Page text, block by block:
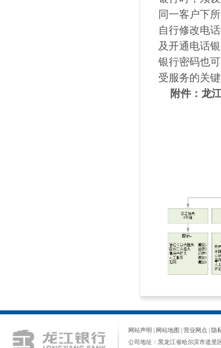
同一客户下
自行修改电
及开通电话
银行密码也
受服务的关
附件：龙
网站声明 网站地图 营业网点
隐
公司地址：黑龙江省哈尔滨市道里